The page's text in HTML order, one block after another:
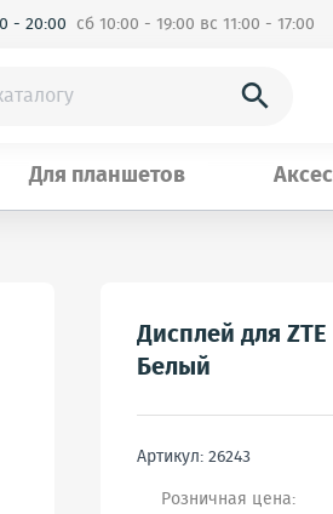
- 20:00 сб 10:00 - 19:00 вс 11:00 - 17:00

Для планшетов
Дисплей для
Белый
Артикул: 26243
Розничная цена: